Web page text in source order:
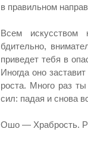
в правильном
Всем искусством
бдительно,
приведет тебя в
Иногда оно
роста. Много раз
сил: падая и снова
Ошо — Храбрость.